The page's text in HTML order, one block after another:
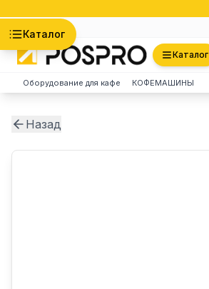
Каталог
Каталог
Оборудование для кафе КОФЕМАШИНЫ
Назад